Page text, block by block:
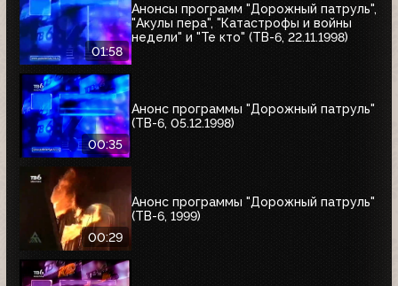
01:58
Анонсы программ "Дорожный патруль",
"Акулы пера", "Катастрофы и войны
недели" и "Те кто" (ТВ-6, 22.11.1998)
00:35
Анонс программы "Дорожный патруль"
(ТВ-6, 05.12.1998)
00:29
Анонс программы "Дорожный патруль"
(ТВ-6, 1999)